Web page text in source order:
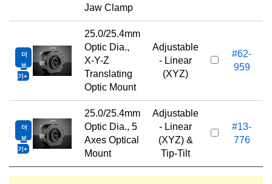
Jaw Clamp
더
보
기
25.0/25.4mm
Optic Dia.,
X-Y-Z
Translating
Optic Mount
Adjustable
- Linear
(XYZ)
#62-
959
더
보
기
25.0/25.4mm
Optic Dia., 5
Axes Optical
Mount
Adjustable
- Linear
(XYZ) &
Tip-Tilt
#13-
776